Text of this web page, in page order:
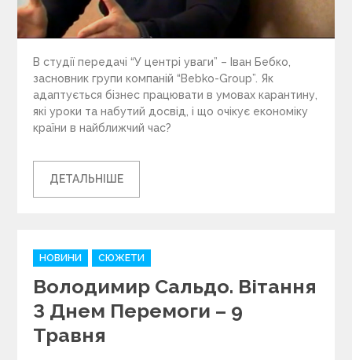
В студії передачі “У центрі уваги” – Іван Бебко,
засновник групи компаній “Bebko-Group”. Як
адаптується бізнес працювати в умовах карантину,
які уроки та набутий досвід, і що очікує економіку
країни в найближчий час?
ДЕТАЛЬНІШЕ
C
a
e
g
НОВИНИ СЮЖЕТИ
Володимир Сальдо. Вітання
З Днем Перемоги – 9
Травня